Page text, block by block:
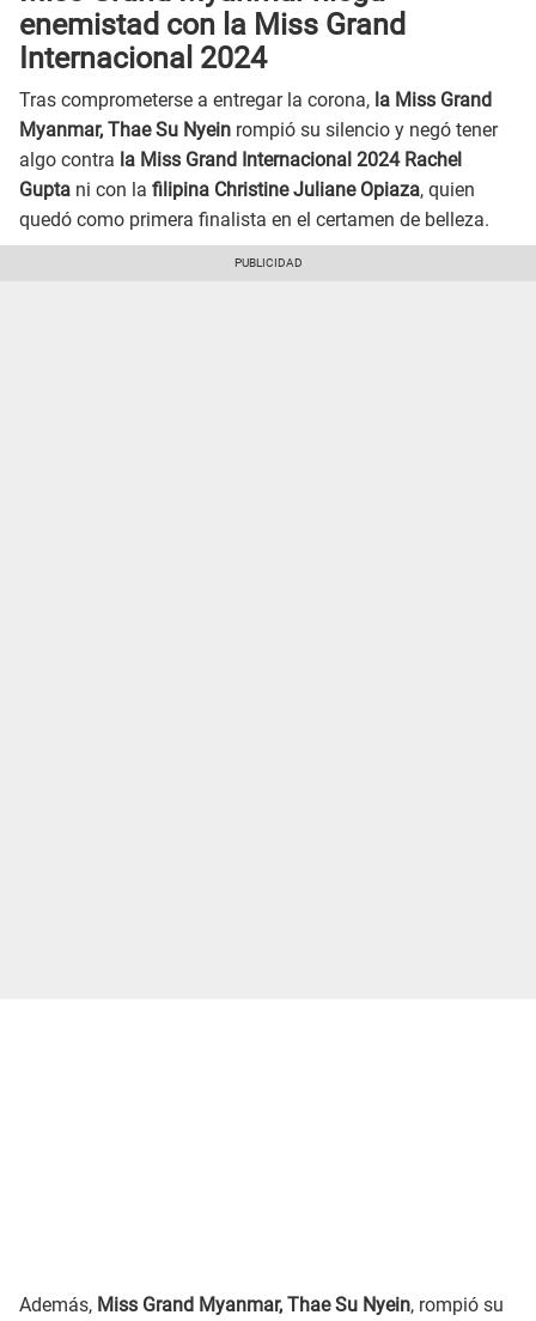
enemistad con la Miss Grand
Internacional 2024
Tras comprometerse a entregar la corona, la Miss Grand
Myanmar, Thae Su Nyein rompió su silencio y negó tener
algo contra la Miss Grand Internacional 2024 Rachel
Gupta ni con la filipina Christine Juliane Opiaza, quien
quedó como primera finalista en el certamen de belleza.
Además, Miss Grand Myanmar, Thae Su Nyein, rompió su